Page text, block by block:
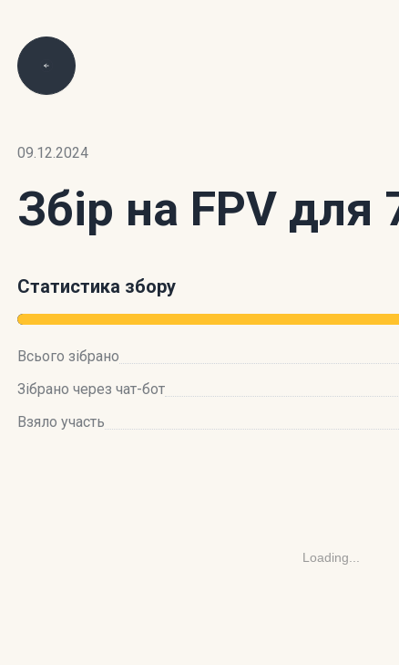
09.12.2024
Збір на FPV
Статистика збору
Всього зібрано
Зібрано через чат-бот
Взяло участь
Loading...